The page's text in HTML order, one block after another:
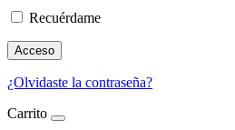
Recuérdame
Acceso
¿Olvidaste la contraseña?
Carrito